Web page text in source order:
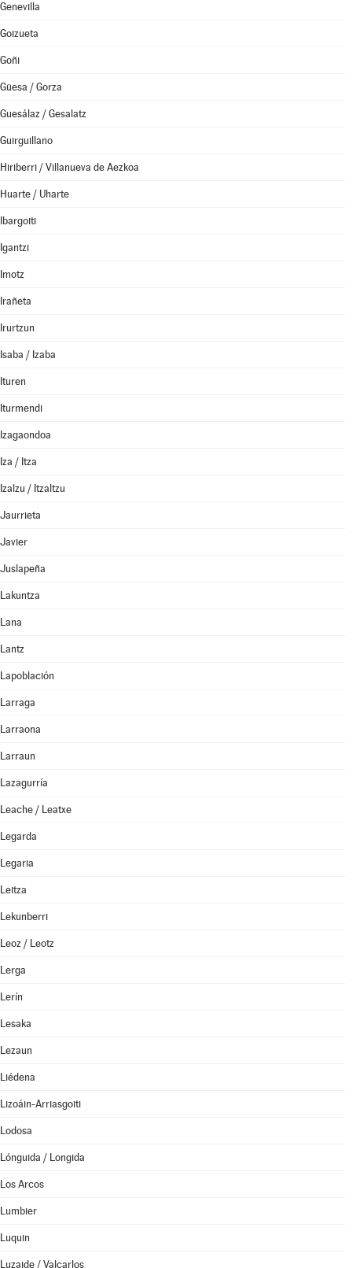
Genevilla
Goizueta
Goñi
Güesa / Gorza
Guesálaz / Gesalatz
Guirguillano
Hiriberri / Villanueva de Aezkoa
Huarte / Uharte
Ibargoiti
Igantzi
Imotz
Irañeta
Irurtzun
Isaba / Izaba
Ituren
Iturmendi
Izagaondoa
Iza / Itza
Izalzu / Itzaltzu
Jaurrieta
Javier
Juslapeña
Lakuntza
Lana
Lantz
Lapoblación
Larraga
Larraona
Larraun
Lazagurría
Leache / Leatxe
Legarda
Legaria
Leitza
Lekunberri
Leoz / Leotz
Lerga
Lerín
Lesaka
Lezaun
Liédena
Lizoáin-Arriasgoiti
Lodosa
Lónguida / Longida
Los Arcos
Lumbier
Luquin
Luzaide / Valcarlos